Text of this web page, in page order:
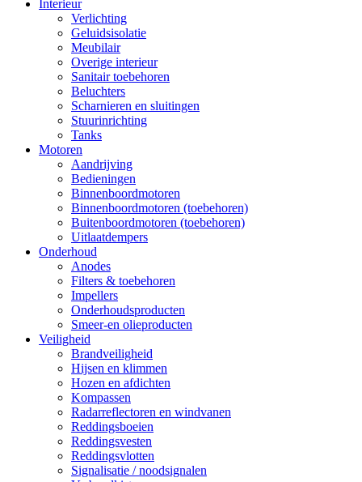
Interieur
Verlichting
Geluidsisolatie
Meubilair
Overige interieur
Sanitair toebehoren
Beluchters
Scharnieren en sluitingen
Stuurinrichting
Tanks
Motoren
Aandrijving
Bedieningen
Binnenboordmotoren
Binnenboordmotoren (toebehoren)
Buitenboordmotoren (toebehoren)
Uitlaatdempers
Onderhoud
Anodes
Filters & toebehoren
Impellers
Onderhoudsproducten
Smeer-en olieproducten
Veiligheid
Brandveiligheid
Hijsen en klimmen
Hozen en afdichten
Kompassen
Radarreflectoren en windvanen
Reddingsboeien
Reddingsvesten
Reddingsvlotten
Signalisatie / noodsignalen